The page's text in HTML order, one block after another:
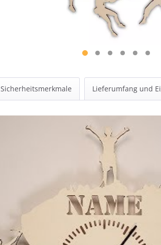
Sicherheitsmerkmale Lieferumfang und